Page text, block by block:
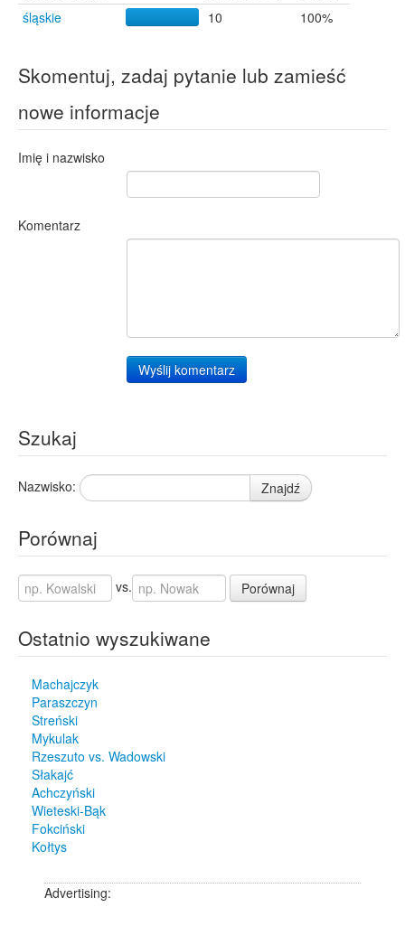
śląskie
10 100%
Skomentuj, zadaj pytanie lub zamieść
nowe informacje
Imię i nazwisko
Komentarz
Wyślij komentarz
Szukaj
Nazwisko: Znajdź
Porównaj
vs. Porównaj
Ostatnio wyszukiwane
Machajczyk
Paraszczyn
Streński
Mykulak
Rzeszuto vs. Wadowski
Słakajć
Achczyński
Wieteski-Bąk
Fokciński
Kołtys
Advertising: